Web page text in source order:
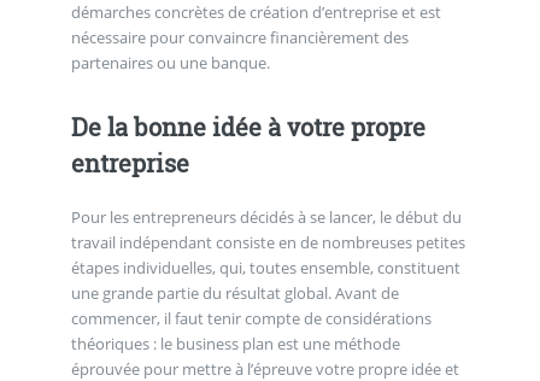
démarches concrètes de création d’entreprise et est
nécessaire pour convaincre financièrement des
partenaires ou une banque.
De la bonne idée à votre propre
entreprise
Pour les entrepreneurs décidés à se lancer, le début du
travail indépendant consiste en de nombreuses petites
étapes individuelles, qui, toutes ensemble, constituent
une grande partie du résultat global. Avant de
commencer, il faut tenir compte de considérations
théoriques : le business plan est une méthode
éprouvée pour mettre à l’épreuve votre propre idée et